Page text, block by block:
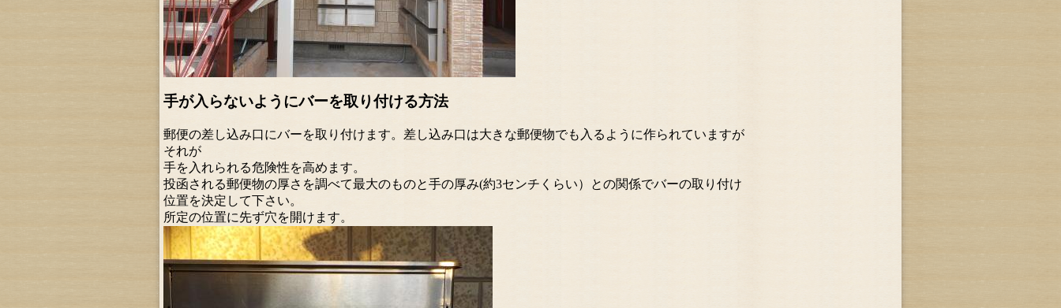
手が入らないようにバーを取り付ける方法
郵便の差し込み口にバーを取り付けます。差し込み口は大きな郵便物でも入るように作られていますが
それが
手を入れられる危険性を高めます。
投函される郵便物の厚さを調べて最大のものと手の厚み(約3センチくらい）との関係でバーの取り付け
位置を決定して下さい。
所定の位置に先ず穴を開けます。